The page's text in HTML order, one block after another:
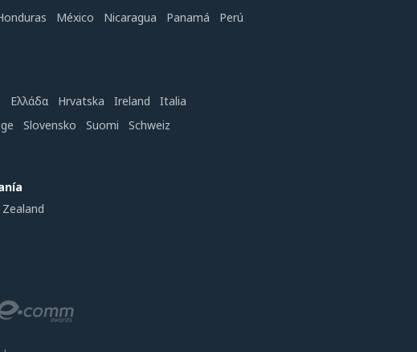
México Nicaragua Panamá
Perú
Ελλάδα Hrvatska Ireland
Italia
Slovensko Suomi
Schweiz